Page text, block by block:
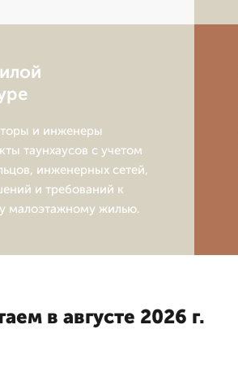
и инженеры
таунхаусов с учетом
инженерных сетей,
и требований к
малоэтажному жилью.
в августе 2026 г.